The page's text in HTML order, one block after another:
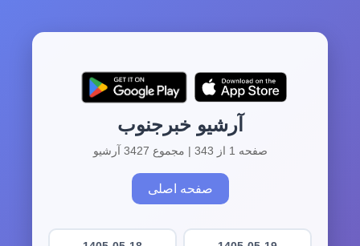
آرشیو خبرجنوب
صفحه 1 از 343 | مجموع 3427 آرشیو
صفحه اصلی